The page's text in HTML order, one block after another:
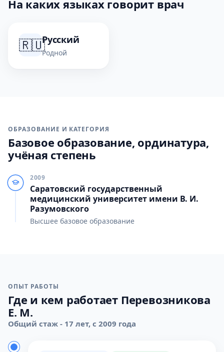
На каких языках говорит врач
🇷🇺Русский
Родной
ОБРАЗОВАНИЕ И КАТЕГОРИЯ
Базовое образование, ординатура,
учёная степень
2009
Саратовский государственный
медицинский университет имени В. И.
Разумовского
Высшее базовое образование
ОПЫТ РАБОТЫ
Где и кем работает Перевозникова
Е. М.
Общий стаж - 17 лет, с 2009 года